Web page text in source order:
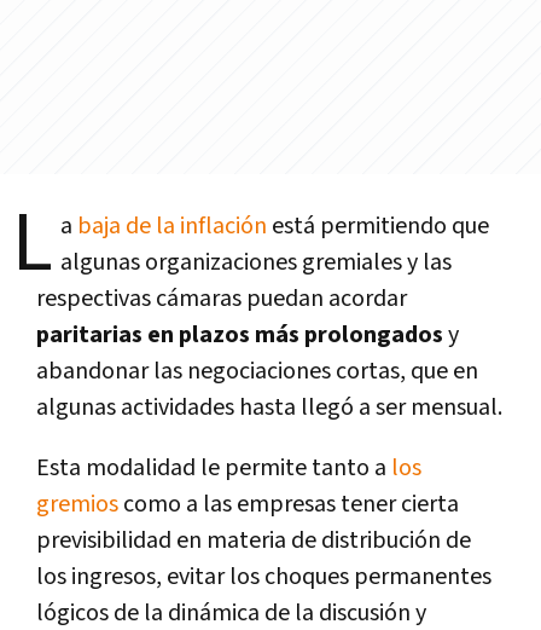
L a baja de la inflación está permitiendo que
algunas organizaciones gremiales y las
respectivas cámaras puedan acordar
paritarias en plazos más prolongadosy
abandonar las negociaciones cortas, que en
algunas actividades hasta llegó a ser mensual.
Esta modalidad le permite tanto a los
gremioscomo a las empresas tener cierta
previsibilidad en materia de distribución de
los ingresos, evitar los choques permanentes
lógicos de la dinámica de la discusión y